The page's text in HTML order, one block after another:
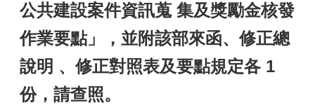
公共建設案件資訊蒐 集及獎勵金核發
作業要點」，並附該部來函、修正總
說明 、修正對照表及要點規定各 1
份，請查照。